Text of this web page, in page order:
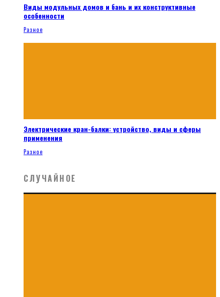
Виды модульных домов и бань и их конструктивные
особенности
Разное
Электрические кран-балки: устройство, виды и сферы
применения
Разное
СЛУЧАЙНОЕ